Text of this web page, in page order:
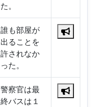
た。
誰も部屋が
出ることを
許されなか
った。
警察官は最
終バスは１